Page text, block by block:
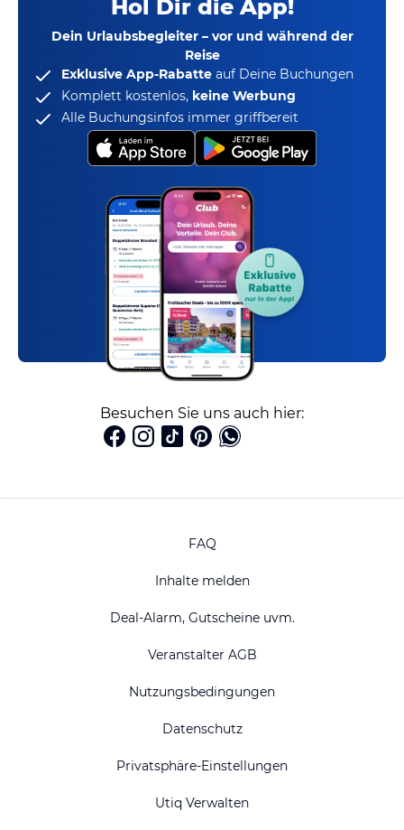
Hol Dir die App!
Dein Urlaubsbegleiter – vor und während der
Reise
Exklusive App-Rabatte auf Deine Buchungen
Komplett kostenlos, keine Werbung
Alle Buchungsinfos immer griffbereit
Besuchen Sie uns auch hier:
FAQ
Inhalte melden
Deal-Alarm, Gutscheine uvm.
Veranstalter AGB
Nutzungsbedingungen
Datenschutz
Privatsphäre-Einstellungen
Utiq Verwalten